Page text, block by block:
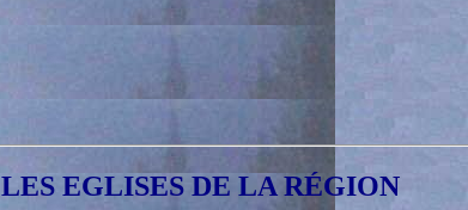
LES EGLISES DE LA RÉGION